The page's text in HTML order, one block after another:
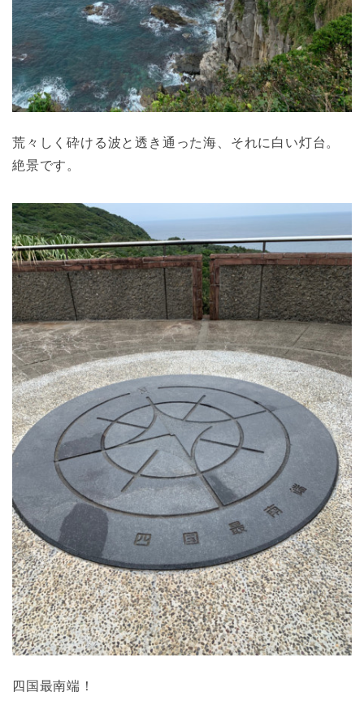
荒々しく砕ける波と透き通った海、それに白い灯台。
絶景です。
四国最南端！